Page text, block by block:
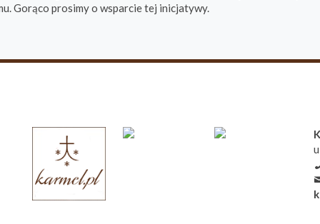
Gorąco prosimy o wsparcie tej inicjatywy.